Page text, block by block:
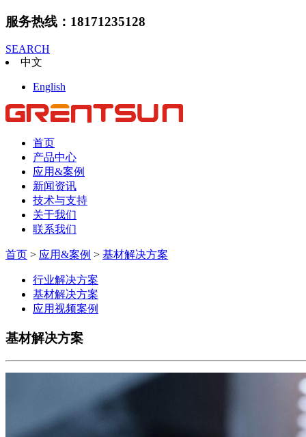
服务热线：18171235128
SEARCH
中文
English
首页
产品中心
应用&案例
新闻资讯
技术与支持
关于我们
联系我们
首页 > 应用&案例 > 基材解决方案
行业解决方案
基材解决方案
应用视频案例
基材解决方案